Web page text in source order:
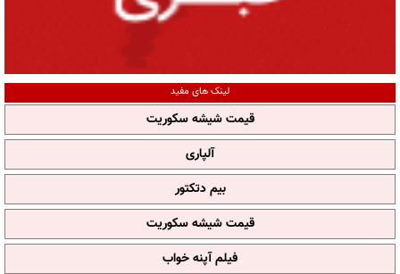
لینک های مفید
قیمت شیشه سکوریت
آلپاری
بیم دتکتور
قیمت شیشه سکوریت
فیلم آپنه خواب